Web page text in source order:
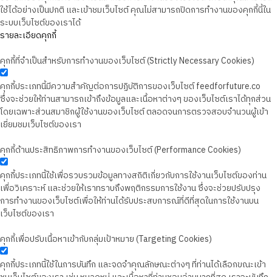
ใช้ได้อย่างเป็นปกติ และเข้าชมเว็บไซต์ คุณไม่สามารถปิดการทำงานของคุกกี้นี้ใน
ระบบเว็บไซต์ของเราได้
รายละเอียดคุกกี้
คุกกี้ที่จำเป็นสำหรับการทำงานของเว็บไซต์ (Strictly Necessary Cookies)
คุกกี้ประเภทนี้มีความสำคัญต่อการปฏิบัติการของเว็บไซต์ feedforfuture.co
ซึ่งจะช่วยให้ท่านสามารถเข้าถึงข้อมูลและเนื้อหาต่างๆ ของเว็บไซต์เราได้ทุกส่วน
โดยเฉพาะส่วนสมาชิกผู้ใช้งานของเว็บไซต์ ตลอดจนการตรวจสอบจำนวนผู้เข้า
เยี่ยมชมเว็บไซต์ของเรา
คุกกี้ด้านประสิทธิภาพการทำงานของเว็บไซต์ (Performance Cookies)
คุกกี้ประเภทนี้ใช้เพื่อรวบรวมข้อมูลทางสถิติเกี่ยวกับการใช้งานเว็บไซต์ของท่าน
เพื่อวิเคราะห์ และช่วยให้เราทราบถึงพฤติกรรมการใช้งาน ซึ่งจะช่วยปรับปรุง
การทำงานของเว็บไซต์เพื่อให้ท่านได้รับประสบการณ์ที่ดีที่สุดในการใช้งานบน
เว็บไซต์ของเรา
คุกกี้เพื่อปรับเนื้อหาเข้ากับกลุ่มเป้าหมาย (Targeting Cookies)
คุกกี้ประเภทนี้ใช้ในการบันทึก และจดจำคุณลักษณะต่างๆ ที่ท่านได้เลือกขณะเข้า